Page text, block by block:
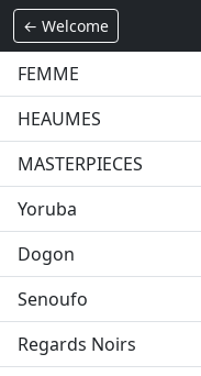
← Welcome
FEMME
HEAUMES
MASTERPIECES
Yoruba
Dogon
Senoufo
Regards Noirs